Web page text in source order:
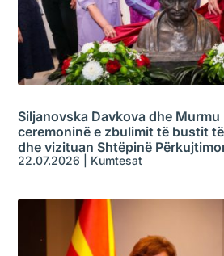
Siljanovska Davkova dhe Murmu
ceremoninë e zbulimit të bustit
dhe vizituan Shtëpinë
22.07.2026 Kumtesat